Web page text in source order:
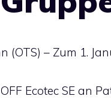
(OTS) – Zum 1.
Ecotec SE an